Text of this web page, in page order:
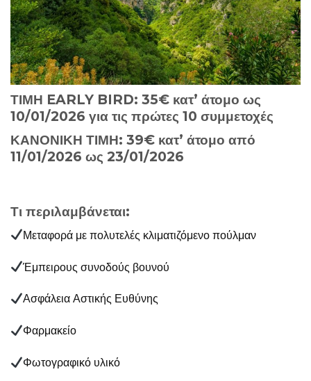
ΤΙΜΗ EARLY BIRD: 35€ κατ’ άτομο ως
10/01/2026 για τις πρώτες 10 συμμετοχές
ΚΑΝΟΝΙΚΗ ΤΙΜΗ: 39€ κατ’ άτομο από
11/01/2026 ως 23/01/2026
Τι περιλαμβάνεται:
Μεταφορά με πολυτελές κλιματιζόμενο πούλμαν
Έμπειρους συνοδούς βουνού
Ασφάλεια Αστικής Ευθύνης
Φαρμακείο
Φωτογραφικό υλικό